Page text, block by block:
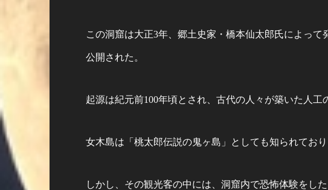
この洞窟は大正3年、郷土史家・橋本仙太郎氏によっ
公開された。
起源は紀元前100年頃とされ、古代の人々が築いた人工
女木島は「桃太郎伝説の鬼ヶ島」としても知られてお
しかし、その観光客の中には、洞窟内で恐怖体験をし